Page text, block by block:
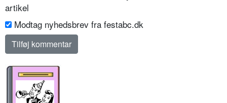
artikel
Modtag nyhedsbrev fra festabc.dk